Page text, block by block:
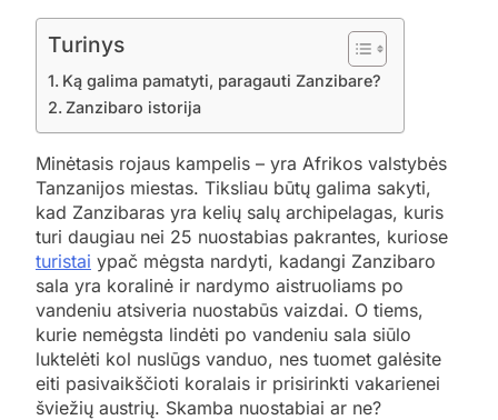
Turinys
Ką galima pamatyti, paragauti Zanzibare?
Zanzibaro istorija
Minėtasis rojaus kampelis – yra Afrikos valstybės
Tanzanijos miestas. Tiksliau būtų galima sakyti,
kad Zanzibaras yra kelių salų archipelagas, kuris
turi daugiau nei 25 nuostabias pakrantes, kuriose
turistai ypač mėgsta nardyti, kadangi Zanzibaro
sala yra koralinė ir nardymo aistruoliams po
vandeniu atsiveria nuostabūs vaizdai. O tiems,
kurie nemėgsta lindėti po vandeniu sala siūlo
luktelėti kol nuslūgs vanduo, nes tuomet galėsite
eiti pasivaikščioti koralais ir prisirinkti vakarienei
šviežių austrių. Skamba nuostabiai ar ne?